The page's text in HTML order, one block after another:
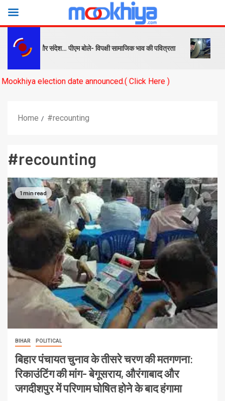
को सबक और संदेश… पीएम बोले- विपक्षी सामाजिक भाव की पवित्रता बनारस
election date announced.( Click Here )
Home #recounting
#recounting
1 min read
BIHAR POLITICAL
बिहार पंचायत चुनाव के तीसरे चरण की मतगणना:
रिकाउंटिंग की मांग- बेगूसराय, औरंगाबाद और
जगदीशपुर में परिणाम घोषित होने के बाद हंगामा